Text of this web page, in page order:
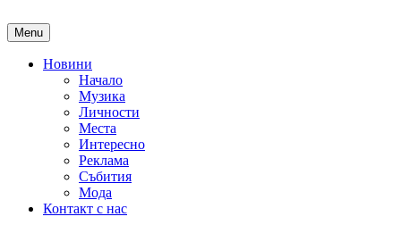
to
content
Menu
Новини
Начало
Музика
Личности
Места
Интересно
Реклама
Събития
Мода
Контакт с нас